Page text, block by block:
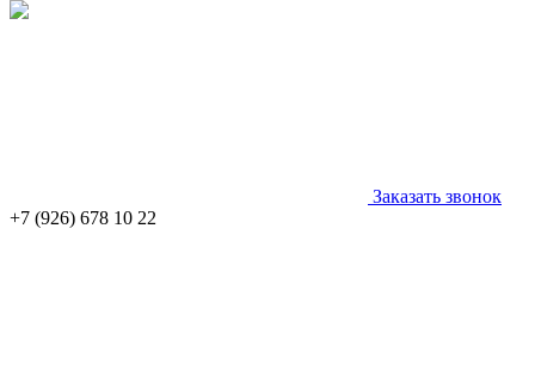
Заказать звонок
+7 (926) 678 10 22